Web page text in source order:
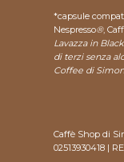
*capsule
Nespresso®,
Lavazza in
di terzi senza
Coffee di
Caffè Shop di
02513930418 |